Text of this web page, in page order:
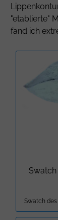
"etablierte"
fand ich
Swatch